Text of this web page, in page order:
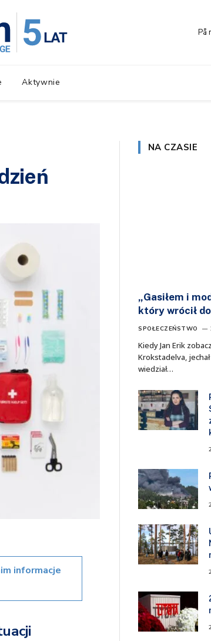
På
Aktywnie
informacje
NA CZASIE
„Gasiłem i
który wrócił
SPOŁECZEŃSTWO
Kiedy Jan Erik
Krokstadelva,
wiedział…